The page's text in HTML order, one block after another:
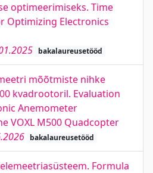
optimeerimiseks. Time
Optimizing Electronics
bakalaureusetööd
mõõtmiste nihke
kvadrootoril. Evaluation
Anemometer
VOXL M500 Quadcopter
bakalaureusetööd
Formula